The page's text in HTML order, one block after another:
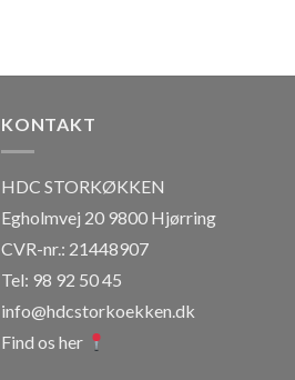
KONTAKT
HDC STORKØKKEN
Egholmvej 20 9800 Hjørring
CVR-nr.: 21448907
Tel: 98 92 50 45
info@hdcstorkoekken.dk
Find os her